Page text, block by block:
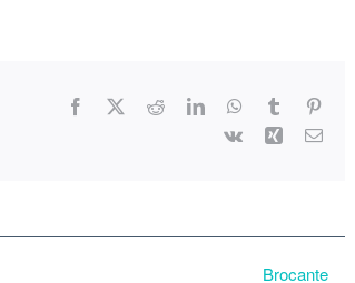
Facebook RedditLinkedInWhatsApp
Tumblr
Vk
Xing Email
Brocante